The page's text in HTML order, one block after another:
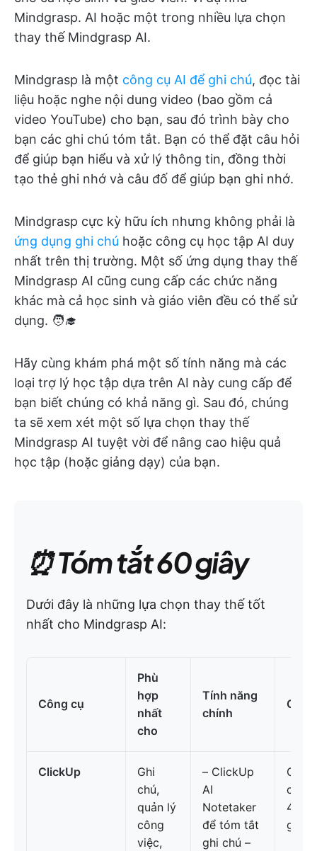
Mindgrasp. AI hoặc một trong nhiều lựa chọn
thay thế Mindgrasp AI.
Mindgrasp là một công cụ AI để ghi chú, đọc tài
liệu hoặc nghe nội dung video (bao gồm cả
video YouTube) cho bạn, sau đó trình bày cho
bạn các ghi chú tóm tắt. Bạn có thể đặt câu hỏi
để giúp bạn hiểu và xử lý thông tin, đồng thời
tạo thẻ ghi nhớ và câu đố để giúp bạn ghi nhớ.
Mindgrasp cực kỳ hữu ích nhưng không phải là
ứng dụng ghi chú hoặc công cụ học tập AI duy
nhất trên thị trường. Một số ứng dụng thay thế
Mindgrasp AI cũng cung cấp các chức năng
khác mà cả học sinh và giáo viên đều có thể sử
dụng. 🧑‍🎓
Hãy cùng khám phá một số tính năng mà các
loại trợ lý học tập dựa trên AI này cung cấp để
bạn biết chúng có khả năng gì. Sau đó, chúng
ta sẽ xem xét một số lựa chọn thay thế
Mindgrasp AI tuyệt vời để nâng cao hiệu quả
học tập (hoặc giảng dạy) của bạn.
⏰ Tóm tắt 60 giây
Dưới đây là những lựa chọn thay thế tốt
nhất cho Mindgrasp AI:
Công cụ
Phù
hợp
nhất
cho
Tính năng
chính
Giá
ClickUp
Ghi
chú,
quản lý
công
việc,
– ClickUp
AI
Notetaker
để tóm tắt
ghi chú –
Cần
cho
4,7/5
giá)